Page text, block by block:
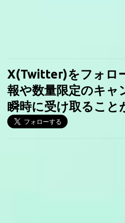
X(Twitter)をフォロ
報や数量限定のキャ
瞬時に受け取ること